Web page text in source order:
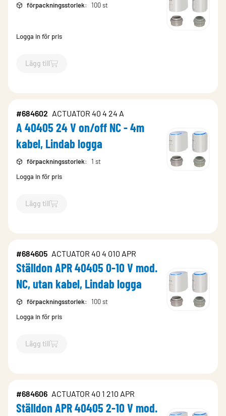
förpackningsstorlek: 100 st
Logga in för pris
Lägg till
`$Lägg till
#684602 ACTUATOR 40 4 24 A
A 40405 24 V on/off NC - 4m
kabel, Lindab logga
förpackningsstorlek:
1 st
Logga in för pris
Lägg till
`$Lägg till
#684605 ACTUATOR 40 4 010 APR
Ställdon APR 40405 0-10 V mod.
NC, utan kabel, Lindab logga
förpackningsstorlek:
100 st
Logga in för pris
Lägg till
`$Lägg till
#684606 ACTUATOR 40 1 210 APR
Ställdon APR 40405 2-10 V mod.